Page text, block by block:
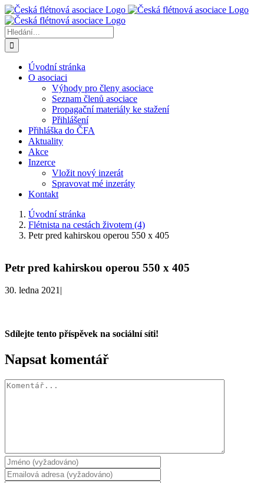
Přeskočit
na
obsah
Hledat:
Úvodní stránka
O asociaci
Výhody pro členy asociace
Seznam členů asociace
Propagační materiály ke stažení
Přihlášení
Přihláška do ČFA
Aktuality
Akce
Inzerce
Vložit nový inzerát
Spravovat mé inzeráty
Kontakt
Úvodní stránka
Flétnista na cestách životem (4)
Petr pred kahirskou operou 550 x 405
Petr pred kahirskou operou 550 x 405
30. ledna 2021|
Sdílejte tento příspěvek na sociální síti!
Facebook
X
WhatsApp
Napsat komentář
Komentář